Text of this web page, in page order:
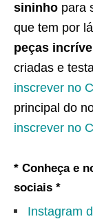
sininho para
que tem por
peças
criadas e
inscrever no
principal do
inscrever no
* Conheça e
sociais *
Instagram